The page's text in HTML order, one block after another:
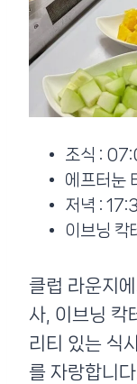
조식 :
에프터눈
저녁 :
이브닝
클럽 라운지
사, 이브닝 칵
리티 있는 식
를 자랑합니